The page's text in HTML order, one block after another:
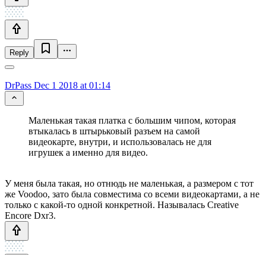
Reply
DrPass Dec 1 2018 at 01:14
Маленькая такая платка с большим чипом, которая
втыкалась в штырьковый разъем на самой
видеокарте, внутри, и использовалась не для
игрушек а именно для видео.
У меня была такая, но отнюдь не маленькая, а размером с тот
же Voodoo, зато была совместима со всеми видеокартами, а не
только с какой-то одной конкретной. Называлась Creative
Encore Dxr3.